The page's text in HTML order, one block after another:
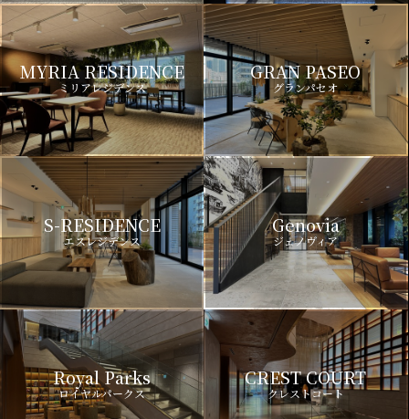
MYRIA RESIDENCE
ミリアレジデンス
GRAN PASEO
グランパセオ
S-RESIDENCE
エスレジデンス
Genovia
ジェノヴィア
Royal Parks
ロイヤルパークス
CREST COURT
クレストコート